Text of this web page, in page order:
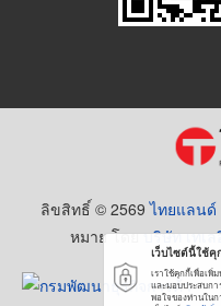
ลิขสิทธิ์ © 2569ไทยแลนด์
หมาย โดยบริษัท เทเ
เว็บไซต์นี้ใช้คุ
เราใช้คุกกี้เพื่อเพิ่
และมอบประสบก
พอใจของท่านในก